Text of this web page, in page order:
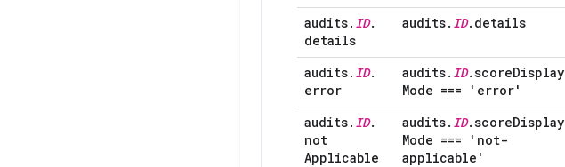
audits. ID.
details
audits. ID. details
audits. ID.
error
audits. ID.scoreDisplay
Mode === 'error'
audits. ID.
not
Applicable
audits. ID.scoreDisplay
Mode === 'not-
applicable'